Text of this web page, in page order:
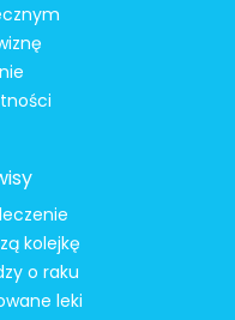
kolejkę
o raku
leki